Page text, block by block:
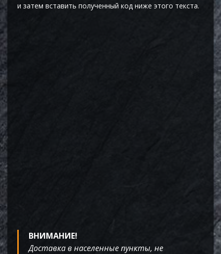
и затем вставить полученный код ниже этого текста.
ВНИМАНИЕ!
Доставка в населенные пункты, не